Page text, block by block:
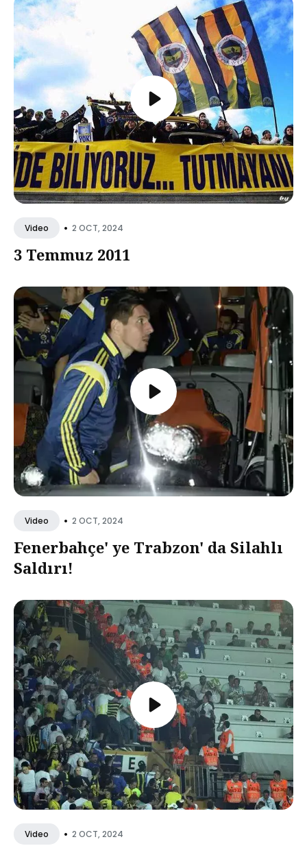
Video • 2 OCT, 2024
3 Temmuz 2011
Video • 2 OCT, 2024
Fenerbahçe' ye Trabzon' da Silahlı
Saldırı!
Video • 2 OCT, 2024